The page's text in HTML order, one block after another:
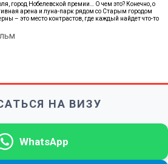
город Нобелевской премии… О чем это? Конечно, о
арена и луна-парк рядом со Старым городом
– это место контрастов, где каждый найдет что-то
НА ВИЗУ
WhatsApp